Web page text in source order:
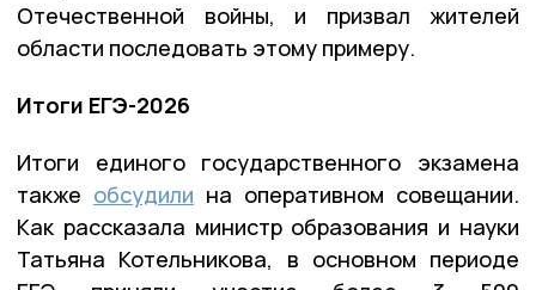
Отечественной войны, и призвал жителей
области последовать этому примеру.
Итоги ЕГЭ-2026
Итоги единого государственного экзамена
также обсудили на оперативном совещании.
Как рассказала министр образования и науки
Татьяна Котельникова, в основном периоде